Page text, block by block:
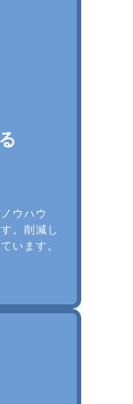
ウハウ
。削減し
います。